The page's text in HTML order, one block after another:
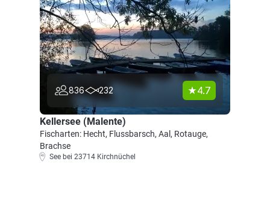
836 232 4.7
Kellersee (Malente)
Fischarten: Hecht, Flussbarsch, Aal, Rotauge,
Brachse
See bei 23714 Kirchnüchel